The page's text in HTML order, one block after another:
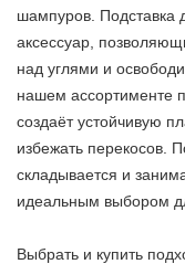
шампуров. Подставка
аксессуар,
над углями и
нашем ассортименте
создаёт устойчивую
избежать перекосов.
складывается и
идеальным выбором
Выбрать и купить